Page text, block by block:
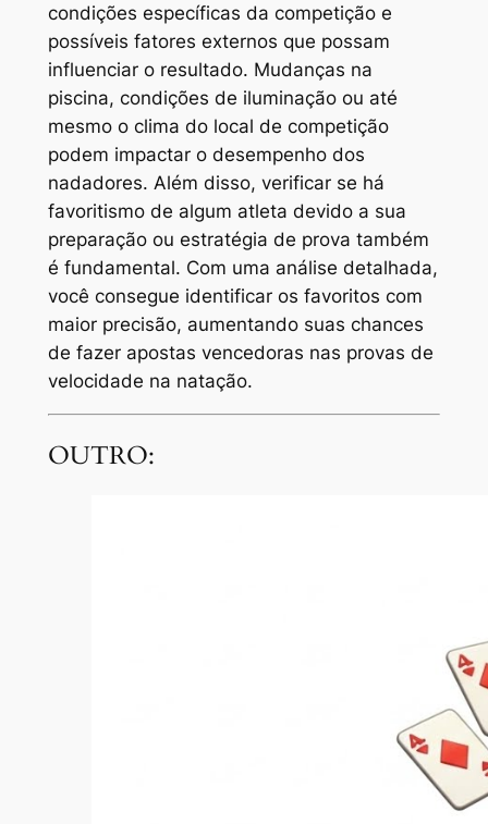
condições específicas da competição e
possíveis fatores externos que possam
influenciar o resultado. Mudanças na
piscina, condições de iluminação ou até
mesmo o clima do local de competição
podem impactar o desempenho dos
nadadores. Além disso, verificar se há
favoritismo de algum atleta devido a sua
preparação ou estratégia de prova também
é fundamental. Com uma análise detalhada,
você consegue identificar os favoritos com
maior precisão, aumentando suas chances
de fazer apostas vencedoras nas provas de
velocidade na natação.
OUTRO: